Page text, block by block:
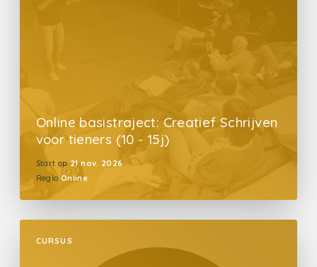
Online basistraject: Creatief Schrijven
voor tieners (10 - 15j)
Start op 21 nov. 2026
Regio Online
CURSUS